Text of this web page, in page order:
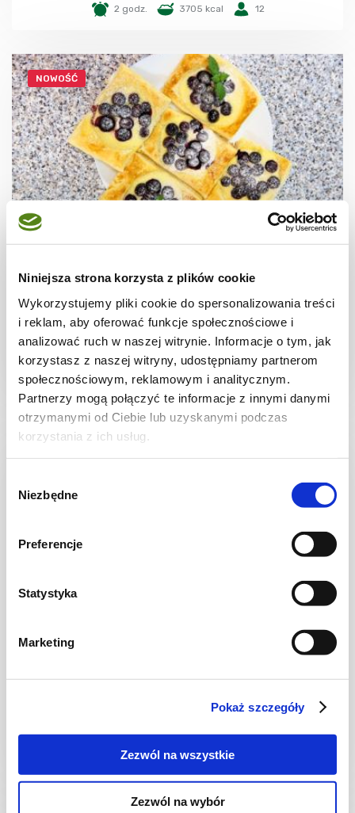
Niniejsza strona korzysta z plików cookie
Wykorzystujemy pliki cookie do spersonalizowania treści
i reklam, aby oferować funkcje społecznościowe i
analizować ruch w naszej witrynie. Informacje o tym, jak
korzystasz z naszej witryny, udostępniamy partnerom
społecznościowym, reklamowym i analitycznym.
Partnerzy mogą połączyć te informacje z innymi danymi
otrzymanymi od Ciebie lub uzyskanymi podczas
korzystania z ich usług.
zgody
Niezbędne
Preferencje
Statystyka
Marketing
Pokaż szczegóły
Zezwól na wszystkie
Zezwól na wybór
2 godz. 3705 kcal 12
NOWOŚĆ
Ciastka francuskie z borówkami + film
30 min. 1531 kcal 8
CIASTA I TORTY
frużeliną
4954 kcal